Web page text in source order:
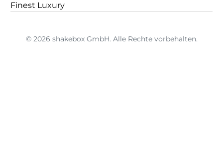
Finest Luxury
© 2026 shakebox GmbH. Alle Rechte vorbehalten.